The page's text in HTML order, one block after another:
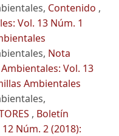
Contenido ,
Vol. 13 Núm. 1
Nota
Vol. 13
Ambientales
, Boletín
Núm. 2 (2018):